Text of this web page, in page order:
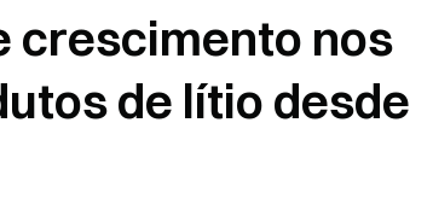
crescimento nos
de lítio desde